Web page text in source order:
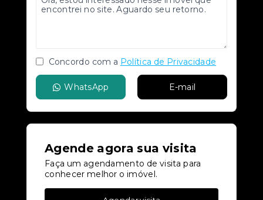
Concordo com a Política de Privacidade
WhatsApp E-mail
Agende agora sua visita
Faça um agendamento de visita para
conhecer melhor o imóvel.